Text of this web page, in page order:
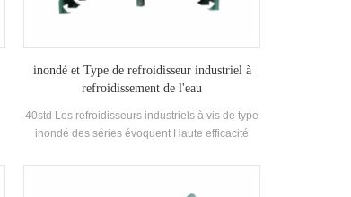
inondé et Type de refroidisseur industriel à
refroidissement de l'eau
40std Les refroidisseurs industriels à vis de type
inondé des séries évoquent Haute efficacité
fabriqué haut rendement Evaporateur de type